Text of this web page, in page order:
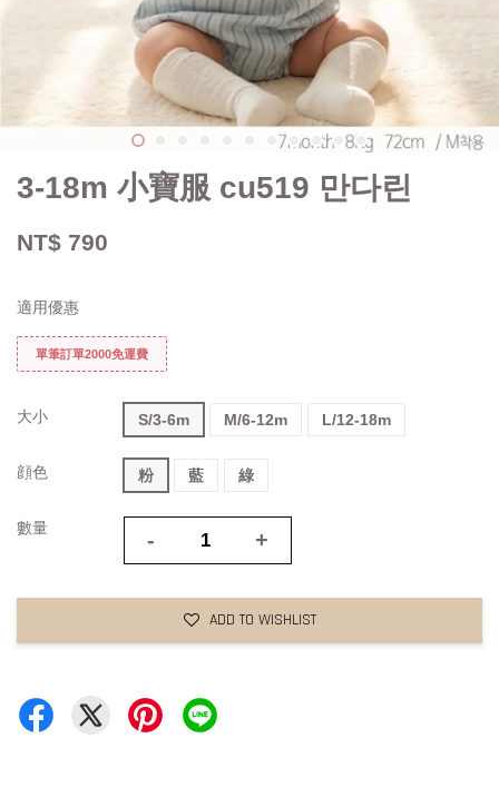
3-18m 小寶服 cu519 만다린
NT$ 790
適用優惠
單筆訂單2000免運費
大小 S/3-6m M/6-12m L/12-18m
顔色 粉 藍 綠
數量 - +
ADD TO WISHLIST